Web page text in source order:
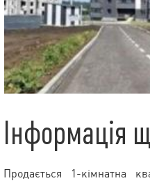
Інформація
Продається 1-кімнатна